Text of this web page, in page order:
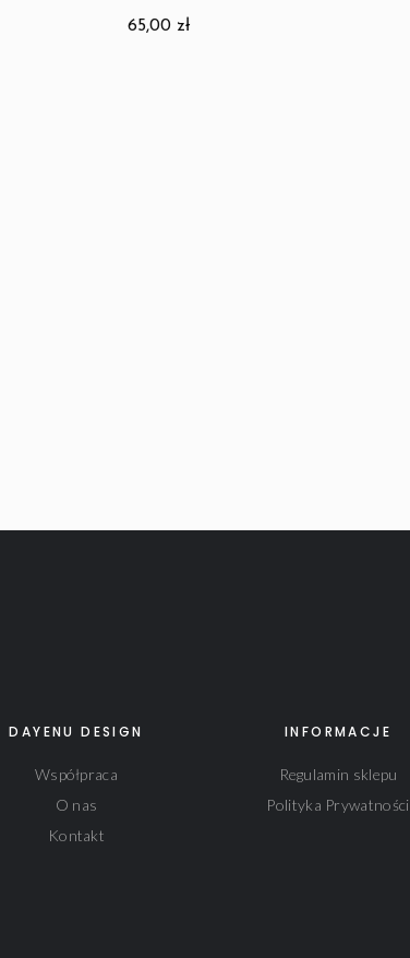
65,00 zł
DAYENU DESIGN
Współpraca
O nas
Kontakt
INFORMACJE
Regulamin sklepu
Polityka Prywatności